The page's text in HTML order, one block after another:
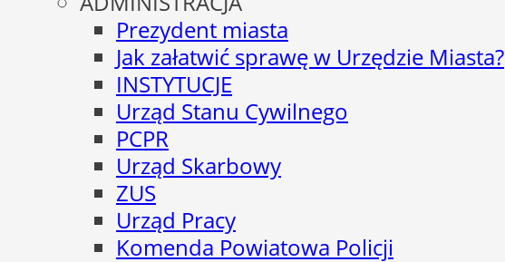
Prezydent miasta
Jak załatwić sprawę w Urzędzie Miasta?
INSTYTUCJE
Urząd Stanu Cywilnego
PCPR
Urząd Skarbowy
ZUS
Urząd Pracy
Komenda Powiatowa Policji